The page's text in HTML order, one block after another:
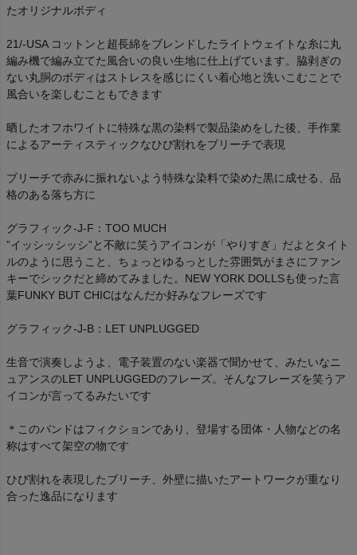
たオリジナルボディ
21/-USA コットンと超長綿をブレンドしたライトウェイトな糸に丸
編み機で編み立てた風合いの良い生地に仕上げています。脇剥ぎの
ない丸胴のボディはストレスを感じにくい着心地と洗いこむことで
風合いを楽しむこともできます
晒したオフホワイトに特殊な黒の染料で製品染めをした後、手作業
によるアーティスティックなひび割れをブリーチで表現
ブリーチで赤みに振れないよう特殊な染料で染めた黒に成せる、品
格のある落ち方に
グラフィック-J-F：TOO MUCH
”イッシッシッシ”と不敵に笑うアイコンが「やりすぎ」だよとタイト
ルのように思うこと、ちょっとゆるっとした雰囲気がまさにファン
キーでシックだと締めてみました。NEW YORK DOLLSも使った言
葉FUNKY BUT CHICはなんだか好みなフレーズです
グラフィック-J-B：LET UNPLUGGED
生音で演奏しようよ、電子装置のない楽器で聞かせて、みたいなニ
ュアンスのLET UNPLUGGEDのフレーズ。そんなフレーズを笑うア
イコンが言ってるみたいです
＊このバンドはフィクションであり、登場する団体・人物などの名
称はすべて架空の物です
ひび割れを表現したブリーチ、外壁に描いたアートワークが重なり
合った逸品になります